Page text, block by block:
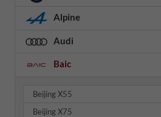
Alpine
Audi
Baic
Beijing X55
Beijing X75